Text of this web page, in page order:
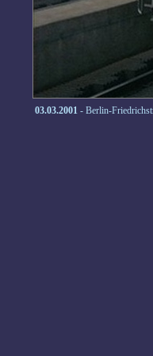
03.03.2001 - Berlin-